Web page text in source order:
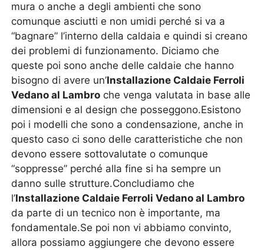
mura o anche a degli ambienti che sono
comunque asciutti e non umidi perché si va a
“bagnare” l’interno della caldaia e quindi si creano
dei problemi di funzionamento. Diciamo che
queste poi sono anche delle caldaie che hanno
bisogno di avere un’Installazione Caldaie Ferroli
Vedano al Lambro che venga valutata in base alle
dimensioni e al design che posseggono.Esistono
poi i modelli che sono a condensazione, anche in
questo caso ci sono delle caratteristiche che non
devono essere sottovalutate o comunque
“soppresse” perché alla fine si ha sempre un
danno sulle strutture.Concludiamo che
l’Installazione Caldaie Ferroli Vedano al Lambro
da parte di un tecnico non è importante, ma
fondamentale.Se poi non vi abbiamo convinto,
allora possiamo aggiungere che devono essere